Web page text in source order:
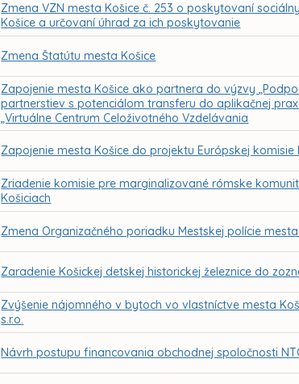
Zmena VZN mesta Košice č. 253 o poskytovaní
Košice a určovaní úhrad za ich poskytovanie
Zmena Štatútu mesta Košice
Zapojenie mesta Košice ako partnera do výzvy
partnerstiev s potenciálom transferu do aplikačnej
„Virtuálne Centrum Celoživotného Vzdelávania
Zapojenie mesta Košice do projektu Európskej komisie
Zriadenie komisie pre marginalizované rómske
Košiciach
Zmena Organizačného poriadku Mestskej polície
Zaradenie Košickej detskej historickej železnice do
Zvýšenie nájomného v bytoch vo vlastníctve mesta
s.r.o.
Návrh postupu financovania obchodnej spoločnosti